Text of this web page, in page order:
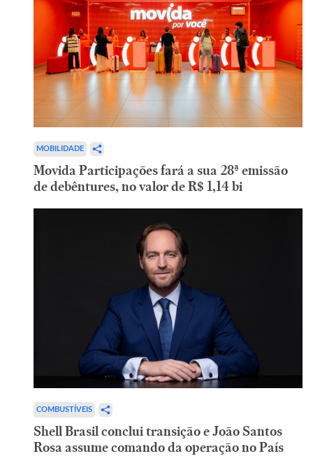
MOBILIDADE
Movida Participações fará a sua 28ª emissão
de debêntures, no valor de R$ 1,14 bi
COMBUSTÍVEIS
Shell Brasil conclui transição e João Santos
Rosa assume comando da operação no País